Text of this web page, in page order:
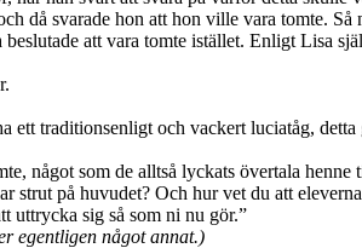
då svarade hon att hon ville vara tomte. Så
att vara tomte istället. Enligt Lisa
ett traditionsenligt och vackert luciatåg,
något som de alltså lyckats övertala
på huvudet? Och hur vet du att
uttrycka sig så som ni nu gör.”
egentligen något annat.)